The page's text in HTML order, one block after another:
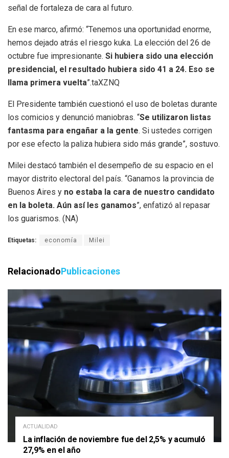
señal de fortaleza de cara al futuro.
En ese marco, afirmó: “Tenemos una oportunidad enorme,
hemos dejado atrás el riesgo kuka. La elección del 26 de
octubre fue impresionante. Si hubiera sido una elección
presidencial, el resultado hubiera sido 41 a 24. Eso se
llama primera vuelta”.taXZNQ
El Presidente también cuestionó el uso de boletas durante
los comicios y denunció maniobras. “Se utilizaron listas
fantasma para engañar a la gente. Si ustedes corrigen
por ese efecto la paliza hubiera sido más grande”, sostuvo.
Milei destacó también el desempeño de su espacio en el
mayor distrito electoral del país. “Ganamos la provincia de
Buenos Aires y no estaba la cara de nuestro candidato
en la boleta. Aún así les ganamos”, enfatizó al repasar
los guarismos. (NA)
Etiquetas: economía Milei
RelacionadoPublicaciones
ACTUALIDAD
La inflación de noviembre fue del 2,5% y acumuló
27,9% en el año